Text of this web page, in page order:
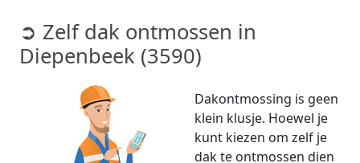
➲ Zelf dak ontmossen in
Diepenbeek (3590)
Dakontmossing is geen
klein klusje. Hoewel je
kunt kiezen om zelf je
dak te ontmossen dien